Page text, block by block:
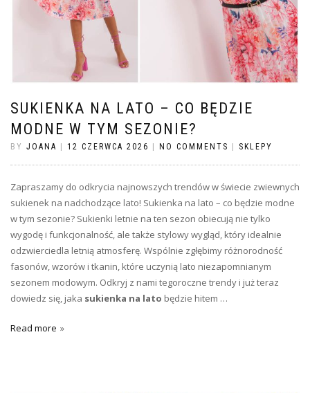
SUKIENKA NA LATO – CO BĘDZIE
MODNE W TYM SEZONIE?
BY JOANA | 12 CZERWCA 2026 | NO COMMENTS | SKLEPY
Zapraszamy do odkrycia najnowszych trendów w świecie zwiewnych
sukienek na nadchodzące lato! Sukienka na lato – co będzie modne
w tym sezonie? Sukienki letnie na ten sezon obiecują nie tylko
wygodę i funkcjonalność, ale także stylowy wygląd, który idealnie
odzwierciedla letnią atmosferę. Wspólnie zgłębimy różnorodność
fasonów, wzorów i tkanin, które uczynią lato niezapomnianym
sezonem modowym. Odkryj z nami tegoroczne trendy i już teraz
dowiedz się, jaka sukienka na lato będzie hitem …
Read more